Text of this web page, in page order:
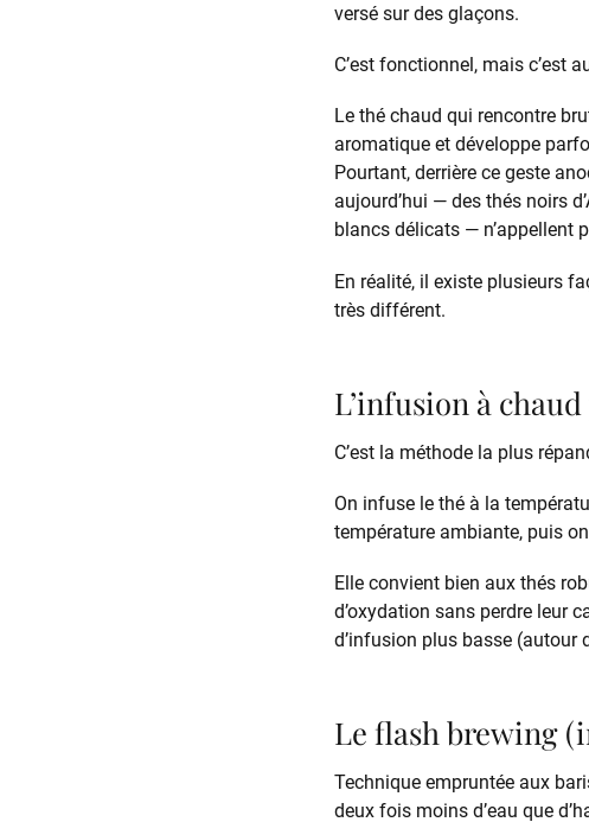
versé sur des glaçons.
C’est fonctionnel, mais c’est
Le thé chaud qui rencontre
aromatique et développe
Pourtant, derrière ce geste
aujourd’hui — des thés noirs
blancs délicats — n’appellent
En réalité, il existe plusieurs
très différent.
L’infusion à
C’est la méthode la plus
On infuse le thé à la
température ambiante, puis
Elle convient bien aux thés
d’oxydation sans perdre leur
d’infusion plus basse (autour
Le flash brewing
Technique empruntée aux
deux fois moins d’eau que